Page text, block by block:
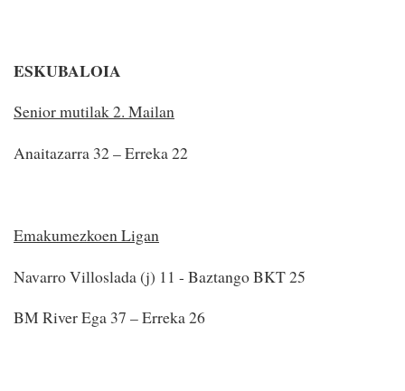
ESKUBALOIA
Senior mutilak 2. Mailan
Anaitazarra 32 – Erreka 22
Emakumezkoen Ligan
Navarro Villoslada (j) 11 - Baztango BKT 25
BM River Ega 37 – Erreka 26